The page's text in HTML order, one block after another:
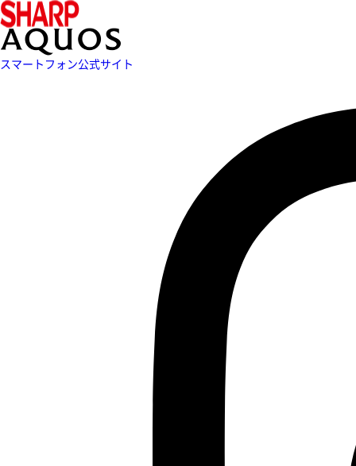
スマートフォン公式サイト